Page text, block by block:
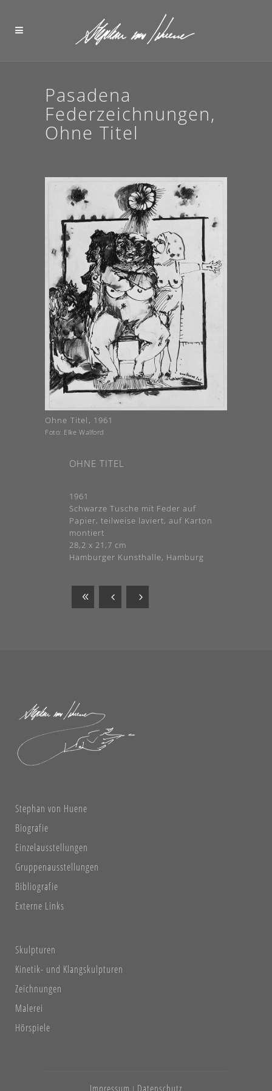
Pasadena
Federzeichnungen,
Ohne Titel
Ohne Titel, 1961
Foto: Elke Walford
OHNE TITEL
1961
Schwarze Tusche mit Feder auf
Papier, teilweise laviert, auf Karton
montiert
28,2 x 21,7 cm
Hamburger Kunsthalle, Hamburg
Stephan von Huene
Biografie
Einzelausstellungen
Gruppenausstellungen
Bibliografie
Externe Links
Skulpturen
Kinetik- und Klangskulpturen
Zeichnungen
Malerei
Hörspiele